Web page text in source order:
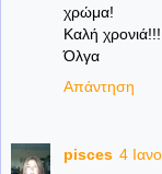
χρώμα!
Καλή
Όλγα
Απάντηση
pisces 4